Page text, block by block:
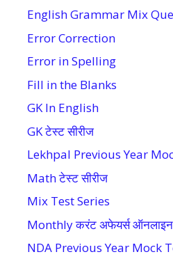
English Grammar Mix
Error Correction
Error in Spelling
Fill in the Blanks
GK In English
GK टेस्ट सीरीज
Lekhpal Previous Year
Math टेस्ट सीरीज
Mix Test Series
Monthly करंट अफेयर्स
NDA Previous Year Mock